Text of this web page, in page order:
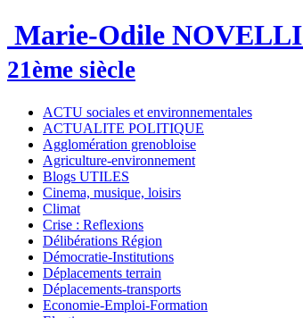
Marie-Odile NOVELLI
21ème siècle
ACTU sociales et environnementales
ACTUALITE POLITIQUE
Agglomération grenobloise
Agriculture-environnement
Blogs UTILES
Cinema, musique, loisirs
Climat
Crise : Reflexions
Délibérations Région
Démocratie-Institutions
Déplacements terrain
Déplacements-transports
Economie-Emploi-Formation